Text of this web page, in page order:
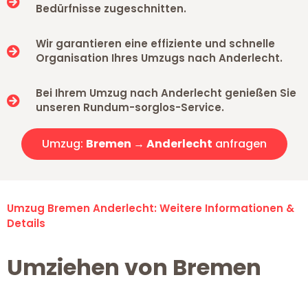
Bedürfnisse zugeschnitten.
Wir garantieren eine effiziente und schnelle
Organisation Ihres Umzugs nach Anderlecht.
Bei Ihrem Umzug nach Anderlecht genießen Sie
unseren Rundum-sorglos-Service.
Umzug: Bremen → Anderlecht anfragen
Umzug Bremen Anderlecht: Weitere Informationen &
Details
Umziehen von Bremen